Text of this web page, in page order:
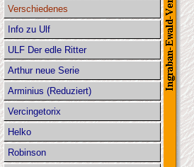
Verschiedenes
Info zu Ulf
ULF Der edle Ritter
Arthur neue Serie
Arminius (Reduziert)
Vercingetorix
Helko
Robinson